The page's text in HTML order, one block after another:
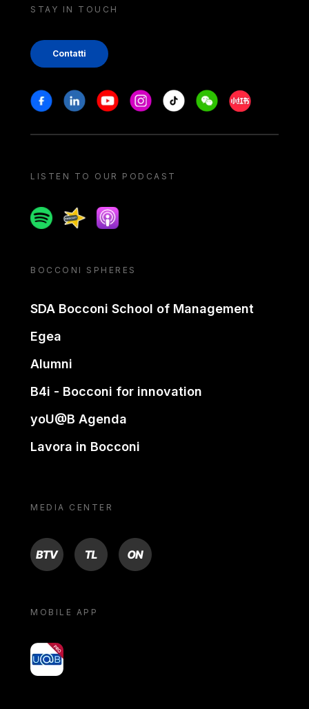
STAY IN TOUCH
Contatti
Stay in touch
FacebookLinkedinYoutubeInstagram
Tiktok WeechatXiaohongshu/
LISTEN TO OUR PODCAST
SpotifySpreakerApple podcast
BOCCONI SPHERES
SDA Bocconi School of Management
Egea
Alumni
B4i - Bocconi for innovation
yoU@B Agenda
Lavora in Bocconi
MEDIA CENTER
BTV TL ON
MOBILE APP
yoU@B